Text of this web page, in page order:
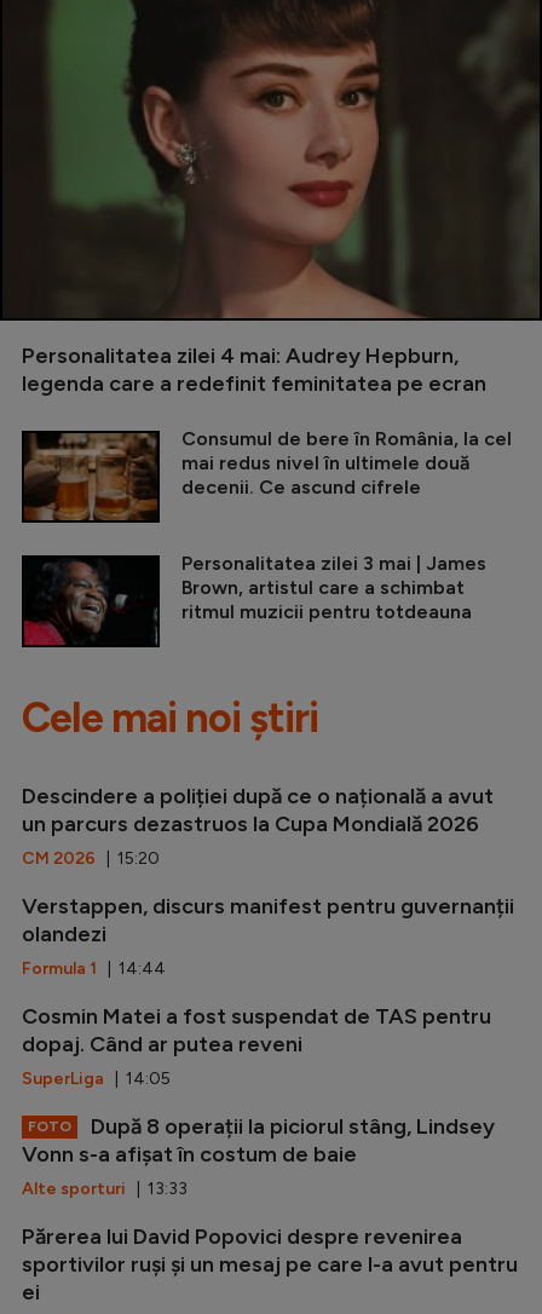
Personalitatea zilei 4 mai: Audrey Hepburn,
legenda care a redefinit feminitatea pe ecran
Consumul de bere în România, la cel
mai redus nivel în ultimele două
decenii. Ce ascund cifrele
Personalitatea zilei 3 mai | James
Brown, artistul care a schimbat
ritmul muzicii pentru totdeauna
Cele mai noi știri
Descindere a poliției după ce o națională a avut
un parcurs dezastruos la Cupa Mondială 2026
CM 2026 | 15:20
Verstappen, discurs manifest pentru guvernanții
olandezi
Formula 1 | 14:44
Cosmin Matei a fost suspendat de TAS pentru
dopaj. Când ar putea reveni
SuperLiga | 14:05
FOTO
După 8 operații la piciorul stâng, Lindsey
Vonn s-a afișat în costum de baie
Alte sporturi | 13:33
Părerea lui David Popovici despre revenirea
sportivilor ruși și un mesaj pe care l-a avut pentru
ei